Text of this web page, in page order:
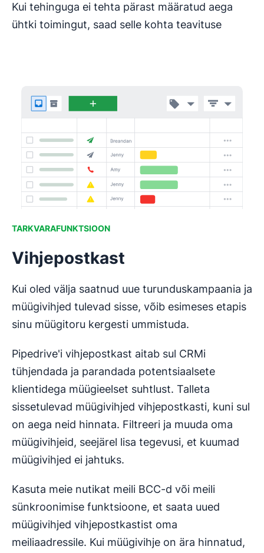
Kui tehinguga ei tehta pärast määratud aega
ühtki toimingut, saad selle kohta teavituse
TARKVARAFUNKTSIOON
Vihjepostkast
Kui oled välja saatnud uue turunduskampaania ja
müügivihjed tulevad sisse, võib esimeses etapis
sinu müügitoru kergesti ummistuda.
Pipedrive'i vihjepostkast aitab sul CRMi
tühjendada ja parandada potentsiaalsete
klientidega müügieelset suhtlust. Talleta
sissetulevad müügivihjed vihjepostkasti, kuni sul
on aega neid hinnata. Filtreeri ja muuda oma
müügivihjeid, seejärel lisa tegevusi, et kuumad
müügivihjed ei jahtuks.
Kasuta meie nutikat meili BCC-d või meili
sünkroonimise funktsioone, et saata uued
müügivihjed vihjepostkastist oma
meiliaadressile. Kui müügivihje on ära hinnatud,